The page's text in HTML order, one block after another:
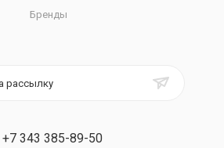
Бренды
рассылку
+7 343 385-89-50